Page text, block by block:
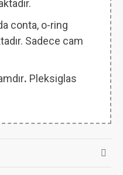
conta, o-ring
Sadece cam
. Pleksiglas